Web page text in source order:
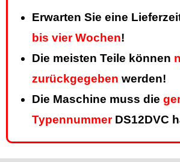
Erwarten Sie eine
bis vier Wochen!
Die meisten Teile können
zurückgegeben werden!
Die Maschine muss die
TypennummerDS12DVC